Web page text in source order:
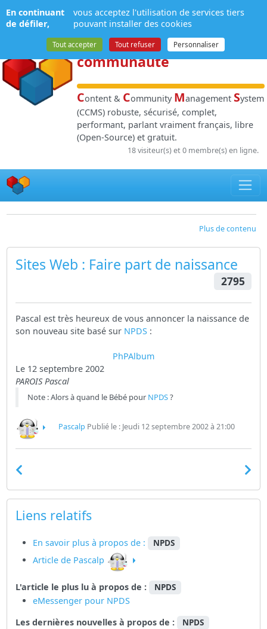
NPDS:Gestion de
contenuet de
communauté
Content & Community Management System
(CCMS) robuste, sécurisé, complet,
performant, parlant vraiment français, libre
(Open-Source) et gratuit.
18 visiteur(s) et 0 membre(s) en ligne.
Plus de contenu
Sites Web : Faire part de naissance
2795
Pascal est très heureux de vous annoncer la naissance de
son nouveau site basé sur NPDS :
PhPAlbum
Le 12 septembre 2002
PAROIS Pascal
Note : Alors à quand le Bébé pour NPDS?
Pascalp Publié le : Jeudi 12 septembre 2002 à 21:00
Liens relatifs
En savoir plus à propos de : NPDS
Article de Pascalp
L'article le plus lu à propos de : NPDS
eMessenger pour NPDS
Les dernières nouvelles à propos de :
NPDS
Panneau de gestion des cookies
En continuant
de défiler,
vous acceptez l'utilisation de services tiers
pouvant installer des cookies
Tout accepter Tout refuser Personnaliser